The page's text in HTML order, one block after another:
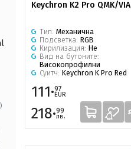
Keychron K2 Pro QMK/VIA
Тип: Механична
Подсветка: RGB
Кирилизация: Не
Вид на бутоните:
Високопрофилни
Суитч: Keychron K Pro Red
111·97
EUR
218·99
лв.